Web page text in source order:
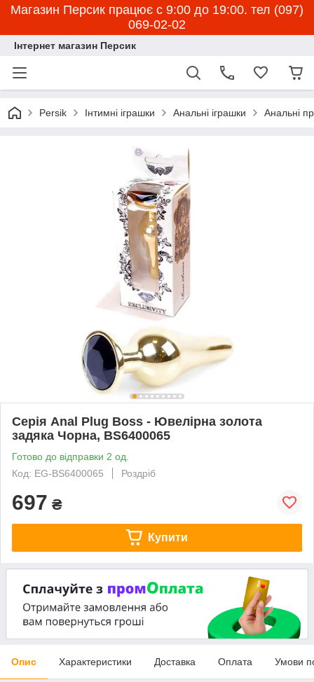
Магазин Персик працює с 9:00 до 19:00. тел (097)
069-02-02
Інтернет магазин Персик
Persik Інтимні іграшки Анальні іграшки Анальні
Серія Anal Plug Boss - Ювелірна золота
задяка Чорна, BS6400065
Готово до відправки 2 од.
Код: EG-BS6400065
Роздріб
697 ₴
Купити
Опис Характеристики Доставка Оплата Умови